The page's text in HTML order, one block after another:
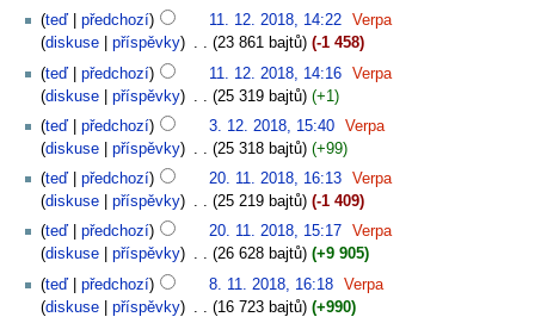
teď
předchozí 11. 12. 2018, 14:22
Verpa
diskuse
příspěvky 23 861 bajtů
-1 458
teď
předchozí 11. 12. 2018, 14:16
Verpa
diskuse
příspěvky 25 319 bajtů
+1
teď
předchozí 3. 12. 2018, 15:40
Verpa
diskuse
příspěvky 25 318 bajtů
+99
teď
předchozí 20. 11. 2018, 16:13
Verpa
diskuse
příspěvky 25 219 bajtů
-1 409
teď
předchozí 20. 11. 2018, 15:17
Verpa
diskuse
příspěvky 26 628 bajtů
+9 905
teď
předchozí 8. 11. 2018, 16:18
Verpa
diskuse
příspěvky 16 723 bajtů
+990